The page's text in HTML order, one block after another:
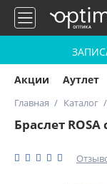
Акции Аутлет
Главная Каталог
Браслет ROSA